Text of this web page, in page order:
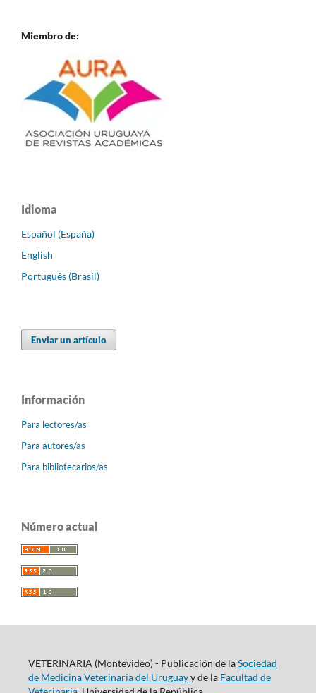
Miembro de:
Idioma
Español (España)
English
Português (Brasil)
Enviar un artículo
Información
Para lectores/as
Para autores/as
Para bibliotecarios/as
Número actual
VETERINARIA (Montevideo) - Publicación de laSociedad
de Medicina Veterinaria del Uruguayy de la Facultad de